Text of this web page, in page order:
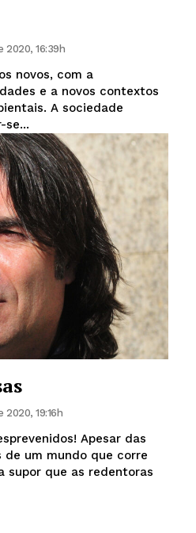
2020, 16:39h
novos, com a
e a novos contextos
A sociedade
se...
2020, 19:16h
Apesar das
de um mundo que corre
supor que as redentoras